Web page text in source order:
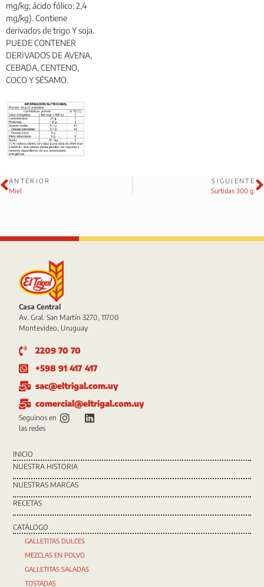
mg/kg; ácido fólico: 2,4
mg/kg). Contiene
derivados de trigo Y soja.
PUEDE CONTENER
DERIVADOS DE AVENA,
CEBADA, CENTENO,
COCO Y SÉSAMO.
ANTERIOR
Miel
SIGUIENTE
Surtidas 300 g.
Casa Central
Av. Gral. San Martín 3270, 11700
Montevideo, Uruguay
2209 70 70
+598 91 417 417
sac@eltrigal.com.uy
comercial@eltrigal.com.uy
Seguinos en
las redes
INICIO
NUESTRA HISTORIA
NUESTRAS MARCAS
RECETAS
CATÁLOGO
GALLETITAS DULCES
MEZCLAS EN POLVO
GALLETITAS SALADAS
TOSTADAS